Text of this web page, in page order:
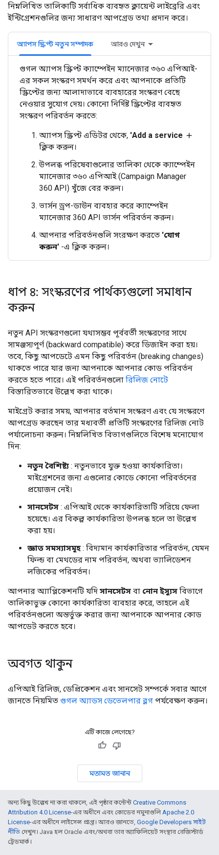
নিম্নলিখিত তালিকাটি সর্বাধিক ব্যবহৃত ক্লায়েন্ট লাইব্রেরি এবং
ইন্টিগ্রেশনগুলির জন্য সাধারণ আপগ্রেড তথ্য প্রদান করে।
অ্যাপস স্ক্রিপ্ট নতুন সম্পাদক আরও দেখুন
গুগল অ্যাপস স্ক্রিপ্ট ক্যাম্পেইন ম্যানেজার ৩৬০ এপিআই-
এর সকল সংস্করণ সমর্থন করে এবং আপনাকে প্রতিটি
স্ক্রিপ্টের জন্য আলাদাভাবে ব্যবহারের সংস্করণ বেছে
নেওয়ার সুযোগ দেয়। কোনো নির্দিষ্ট স্ক্রিপ্টের ব্যবহৃত
সংস্করণ পরিবর্তন করতে:
অ্যাপস স্ক্রিপ্ট এডিটর থেকে, 'Add a service add
ক্লিক করুন।
উপলব্ধ পরিষেবাগুলোর তালিকা থেকে ক্যাম্পেইন
ম্যানেজার ৩৬০ এপিআই (Campaign Manager
360 API) খুঁজে বের করুন।
ভার্সন ড্রপ-ডাউন ব্যবহার করে ক্যাম্পেইন
ম্যানেজার 360 API ভার্সন পরিবর্তন করুন।
আপনার পরিবর্তনগুলি সংরক্ষণ করতে 'যোগ
করুন' -এ ক্লিক করুন।
ধাপ ৪: সংস্করণের পার্থক্যগুলো সমাধান
করুন
নতুন API সংস্করণগুলো যথাসম্ভব পূর্ববর্তী সংস্করণের সাথে
সামঞ্জস্যপূর্ণ (backward compatible) করে ডিজাইন করা হয়।
তবে, কিছু আপডেটে এমন কিছু পরিবর্তন (breaking changes)
থাকতে পারে যার জন্য আপনাকে আপনার কোড পরিবর্তন
করতে হতে পারে। এই পরিবর্তনগুলো রিলিজ নোটে
বিস্তারিতভাবে উল্লেখ করা থাকে।
মাইগ্রেট করার সময়, আপনার বর্তমান সংস্করণ এবং যে সংস্করণে
আপগ্রেড করছেন তার মধ্যবর্তী প্রতিটি সংস্করণের রিলিজ নোট
পর্যালোচনা করুন। নিম্নলিখিত বিভাগগুলিতে বিশেষ মনোযোগ
দিন:
নতুন বৈশিষ্ট্য : নতুনভাবে যুক্ত হওয়া কার্যকারিতা।
মাইগ্রেশনের জন্য এগুলোর কোডে কোনো পরিবর্তনের
প্রয়োজন নেই।
সানসেটস : এপিআই থেকে কার্যকারিতাটি সরিয়ে ফেলা
হয়েছে। এর বিকল্প কার্যকারিতা উপলব্ধ হলে তা উল্লেখ
করা হয়।
জ্ঞাত সমস্যাসমূহ : বিদ্যমান কার্যকারিতার পরিবর্তন, যেমন
ফিল্ড বা মেথডের নাম পরিবর্তন, অথবা ভ্যালিডেশন
লজিকের পরিবর্তন।
আপনার অ্যাপ্লিকেশনটি যদি সানসেটস বা নোন ইস্যুস বিভাগে
তালিকাভুক্ত কোনো কার্যকারিতা ব্যবহার করে, তাহলে এই
পরিবর্তনগুলো অন্তর্ভুক্ত করার জন্য আপনাকে আপনার কোড
আপডেট করতে হবে।
অবগত থাকুন
এপিআই রিলিজ, ডেপ্রিকেশন এবং সানসেট সম্পর্কে সবার আগে
জানতে নিয়মিত গুগল অ্যাডস ডেভেলপার ব্লগ পর্যবেক্ষণ করুন।
এটি কাজে লেগেছে?
মতামত জানান
অন্য কিছু উল্লেখ না করা থাকলে, এই পৃষ্ঠার কন্টেন্ট Creative Commons
Attribution 4.0 License-এর অধীনে এবং কোডের নমুনাগুলিApache 2.0
License-এর অধীনে লাইসেন্স প্রাপ্ত। আরও জানতে, Google Developers সাইট
নীতি দেখুন। Java হল Oracle এবং/অথবা তার অ্যাফিলিয়েট সংস্থার রেজিস্টার্ড
ট্রেডমার্ক।